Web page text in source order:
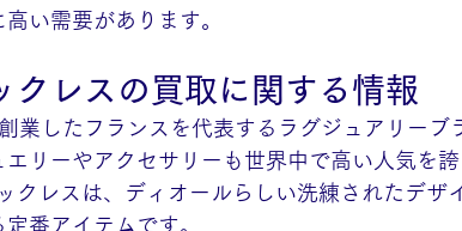
い需要があります。
レスの買取に関する情報
業したフランスを代表するラグジュアリーブ
リーやアクセサリーも世界中で高い人気を誇
クレスは、ディオールらしい洗練されたデザ
番アイテムです。